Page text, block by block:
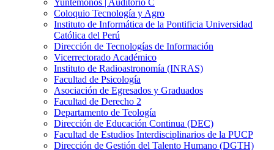
Yuntémonos | Auditorio C
Coloquio Tecnología y Agro
Instituto de Informática de la Pontificia Universidad
Católica del Perú
Dirección de Tecnologías de Información
Vicerrectorado Académico
Instituto de Radioastronomía (INRAS)
Facultad de Psicología
Asociación de Egresados y Graduados
Facultad de Derecho 2
Departamento de Teología
Dirección de Educación Continua (DEC)
Facultad de Estudios Interdisciplinarios de la PUCP
Dirección de Gestión del Talento Humano (DGTH)